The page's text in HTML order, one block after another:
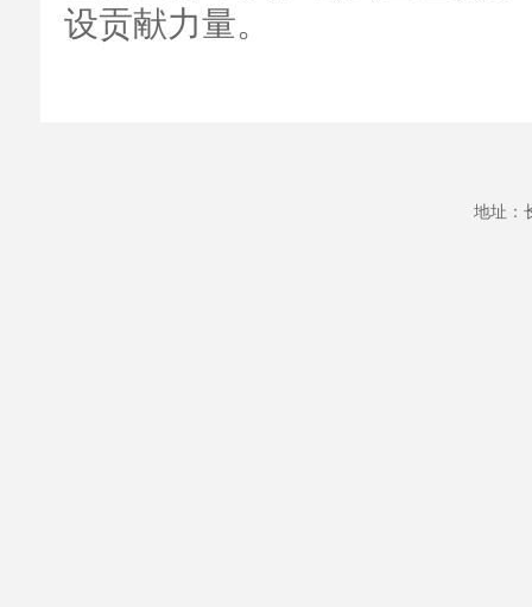
设贡献力量。
地址：